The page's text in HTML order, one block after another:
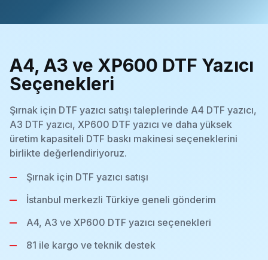
A4, A3 ve XP600 DTF Yazıcı
Seçenekleri
Şırnak için DTF yazıcı satışı taleplerinde A4 DTF yazıcı,
A3 DTF yazıcı, XP600 DTF yazıcı ve daha yüksek
üretim kapasiteli DTF baskı makinesi seçeneklerini
birlikte değerlendiriyoruz.
Şırnak için DTF yazıcı satışı
İstanbul merkezli Türkiye geneli gönderim
A4, A3 ve XP600 DTF yazıcı seçenekleri
81 ile kargo ve teknik destek